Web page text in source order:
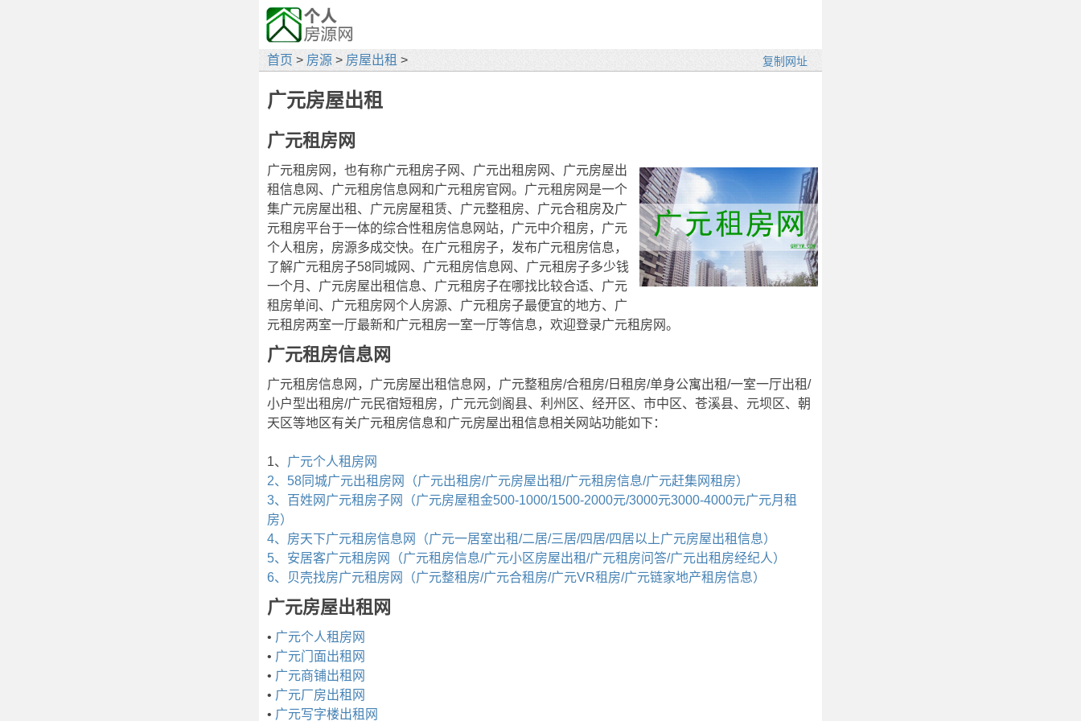
首页 > 房源 > 房屋出租 >
广元房屋出租
广元租房网
广元租房网，也有称广元租房子网、广元出租房网、广元房屋出
租信息网、广元租房信息网和广元租房官网。广元租房网是一个
集广元房屋出租、广元房屋租赁、广元整租房、广元合租房及广
元租房平台于一体的综合性租房信息网站，广元中介租房，广元
个人租房，房源多成交快。在广元租房子，发布广元租房信息，
了解广元租房子58同城网、广元租房信息网、广元租房子多少钱
一个月、广元房屋出租信息、广元租房子在哪找比较合适、广元
租房单间、广元租房网个人房源、广元租房子最便宜的地方、广
元租房两室一厅最新和广元租房一室一厅等信息，欢迎登录广元租房网。
广元租房信息网
广元租房信息网，广元房屋出租信息网，广元整租房/合租房/日租房/单身公寓出租/一室一厅出租/
小户型出租房/广元民宿短租房，广元元剑阁县、利州区、经开区、市中区、苍溪县、元坝区、朝
天区等地区有关广元租房信息和广元房屋出租信息相关网站功能如下：
1、 广元个人租房网
2、58同城广元出租房网（广元出租房/广元房屋出租/广元租房信息/广元赶集网租房）
3、百姓网广元租房子网（广元房屋租金500-1000/1500-2000元/3000元3000-4000元广元月租
房）
4、房天下广元租房信息网（广元一居室出租/二居/三居/四居/四居以上广元房屋出租信息）
5、安居客广元租房网（广元租房信息/广元小区房屋出租/广元租房问答/广元出租房经纪人）
6、贝壳找房广元租房网（广元整租房/广元合租房/广元VR租房/广元链家地产租房信息）
广元房屋出租网
• 广元个人租房网
• 广元门面出租网
• 广元商铺出租网
• 广元厂房出租网
• 广元写字楼出租网